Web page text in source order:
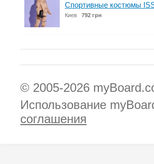
Спортивные костюмы
Киев 792 грн
© 2005-2026
Использование
соглашения